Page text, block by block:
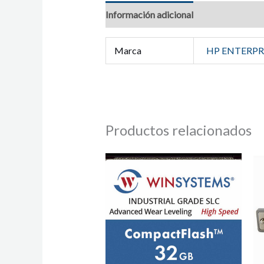
Información adicional
Marca HP
Productos relacionados